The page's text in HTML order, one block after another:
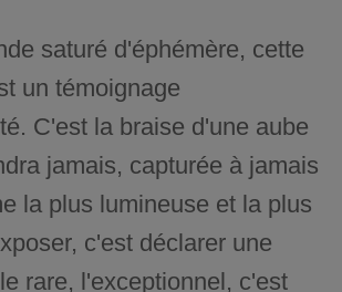
saturé d'éphémère, cette
un témoignage
C'est la braise d'une aube
jamais, capturée à jamais
la plus lumineuse et la plus
c'est déclarer une
rare, l'exceptionnel, c'est